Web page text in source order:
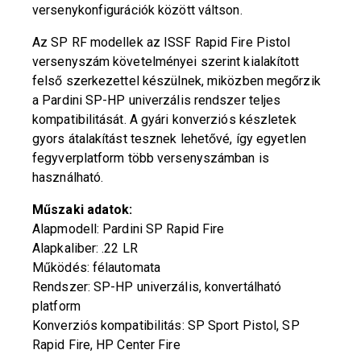
versenykonfigurációk között váltson.
Az SP RF modellek az ISSF Rapid Fire Pistol
versenyszám követelményei szerint kialakított
felső szerkezettel készülnek, miközben megőrzik
a Pardini SP-HP univerzális rendszer teljes
kompatibilitását. A gyári konverziós készletek
gyors átalakítást tesznek lehetővé, így egyetlen
fegyverplatform több versenyszámban is
használható.
Műszaki adatok:
Alapmodell: Pardini SP Rapid Fire
Alapkaliber: .22 LR
Működés: félautomata
Rendszer: SP-HP univerzális, konvertálható
platform
Konverziós kompatibilitás: SP Sport Pistol, SP
Rapid Fire, HP Center Fire